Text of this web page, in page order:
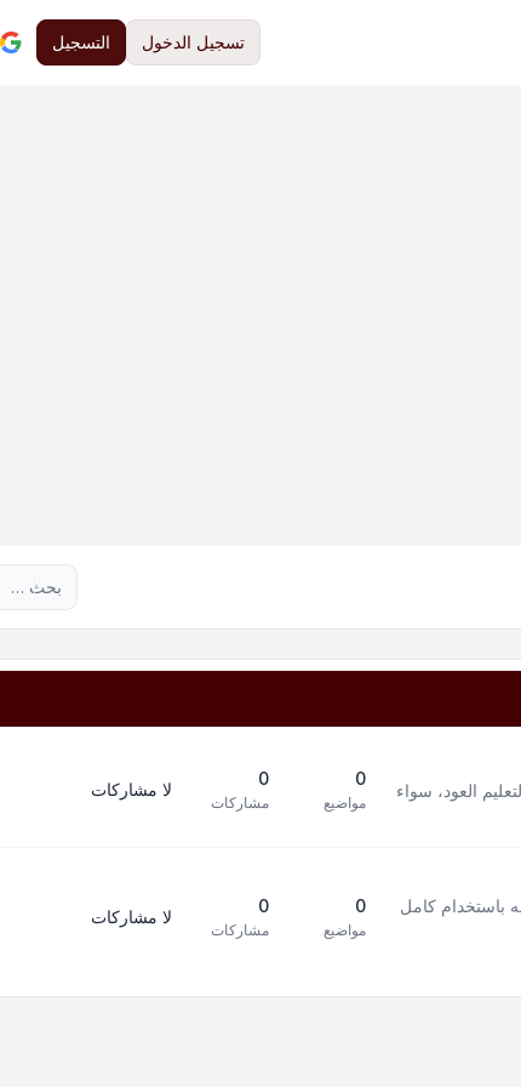
تسجيل الدخول التسجيل
العود، سواء
0
مواضيع
0
مشاركات
لا مشاركات
باستخدام كامل
0
مواضيع
0
مشاركات
لا مشاركات